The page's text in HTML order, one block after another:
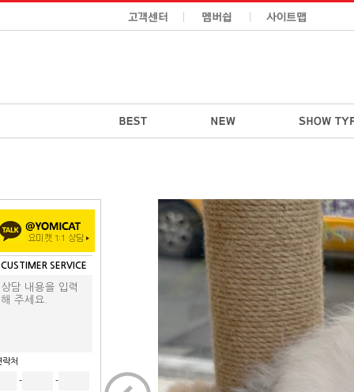
CUSTIMER SERVICE
락처
-
-